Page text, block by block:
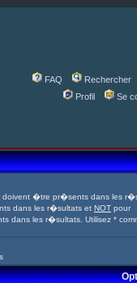
FAQ
Rechercher
Profil
Se
doivent �tre pr�sents dans les
dans les r�sultats et NOT pour
dans les r�sultats. Utilisez *